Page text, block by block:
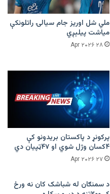
ملي شل اوریز جام سیالۍ راتلونکې
میاشت پیلېږي
۲۸ Apr ۲۰۲۶
پرکونړ د پاکستان بریدونو کې
۴کسان وژل شوي او ۴۷ټپیان دي
۲۷ Apr ۲۰۲۶
د سمنګان له شباشک کان نه ورځ